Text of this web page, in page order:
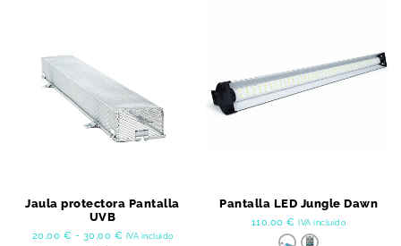
Jaula protectora Pantalla
UVB
20,00 € - 30,00 € IVA incluido
Pantalla LED Jungle Dawn
110,00€ IVA incluido